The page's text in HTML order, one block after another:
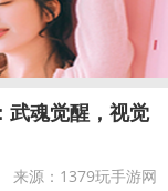
武魂觉醒，视觉
来源：1379玩手游网